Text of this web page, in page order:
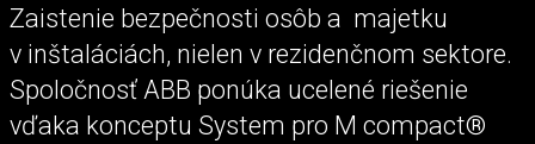
Zaistenie bezpečnosti osôb a majetku
v inštaláciách, nielen v rezidenčnom sektore.
Spoločnosť ABB ponúka ucelené riešenie
vďaka konceptu System pro M compact®